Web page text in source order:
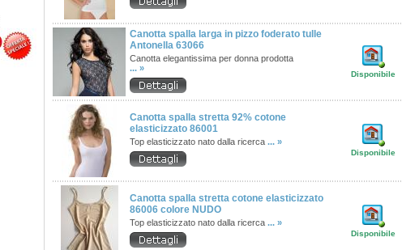
Canotta spalla larga in pizzo foderato tulle
Antonella 63066
Canotta elegantissima per donna prodotta
... »
Disponibile
Canotta spalla stretta 92% cotone
elasticizzato 86001
Top elasticizzato nato dalla ricerca ... »
Disponibile
Canotta spalla stretta cotone elasticizzato
86006 colore NUDO
Top elasticizzato nato dalla ricerca ... »
Disponibile